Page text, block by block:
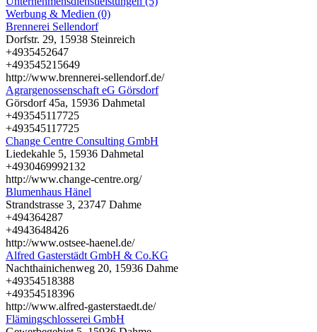
Werbung & Medien (0)
Brennerei Sellendorf
Dorfstr. 29, 15938 Steinreich
+4935452647
+493545215649
http://www.brennerei-sellendorf.de/
Agrargenossenschaft eG Görsdorf
Görsdorf 45a, 15936 Dahmetal
+493545117725
+493545117725
Change Centre Consulting GmbH
Liedekahle 5, 15936 Dahmetal
+4930469992132
http://www.change-centre.org/
Blumenhaus Hänel
Strandstrasse 3, 23747 Dahme
+494364287
+4943648426
http://www.ostsee-haenel.de/
Alfred Gasterstädt GmbH & Co.KG
Nachthainichenweg 20, 15936 Dahme
+49354518388
+49354518396
http://www.alfred-gasterstaedt.de/
Flämingschlosserei GmbH